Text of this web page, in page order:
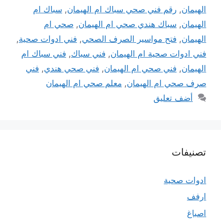
الهيمان, رقم فني صحي سباك ام الهيمان, سباك ام
الهيمان, سباك هندي صحي ام الهيمان, صحي ام
الهيمان, فتح مواسير الصرف الصحي, فني ادوات صحية,
فني ادوات صحية ام الهيمان, فني سباك, فني سباك ام
الهيمان, فني صحي ام الهيمان, فني صحي هندي, فني
صرف صحي ام الهيمان, معلم صحي ام الهيمان
أضف تعليق
تصنيفات
ادوات صحية
ارفف
اصباغ